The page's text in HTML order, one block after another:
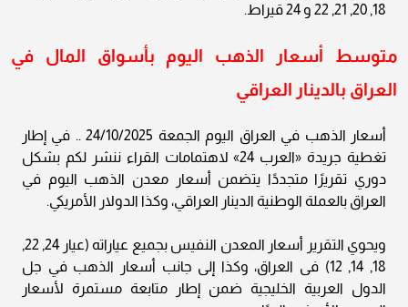
18, 20, 21, 22 و 24 قيراط.
متوسط أسعار الذهب اليوم بأسواق المال في
العراق بالدينار العراقي
أسعار الذهب في العراق اليوم الجمعة 24/10/2025 .. في إطار
تغطية جريدة «العرب 24» لاهتمامات القراء ننشر لكم بشكل
دوري تقريرًا متجددًا يتضمن أسعار معدن الذهب اليوم في
العراق بالعملة الوطنية الدينار العراقي، وكذا الدولار الأمريكي.
ويحوي التقرير أسعار المعدن النفيس بجميع عياراته (عيار 24, 22,
18, 14, 12) فى العراق، وكذا إلى جانب أسعار الذهب في جل
الدول العربية الخليجية ضمن إطار متابعة مستمرة لأسعار